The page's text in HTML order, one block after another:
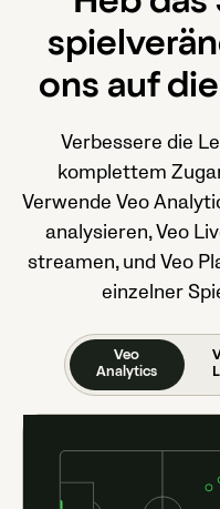
ons auf
Verbessere die
komplettem
Verwende Veo
analysieren, Veo
streamen, und Veo
einzelner
Veo
Analytics